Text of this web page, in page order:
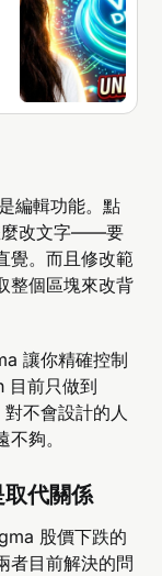
編輯功能。點
麼改文字——要
覺。而且修改範
整個區塊來改背
讓你精確控制
目前只做到
不會設計的人
夠。
代關係
股價下跌的
者目前解決的問